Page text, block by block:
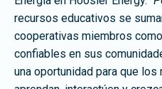
recursos educativos se
cooperativas miembros
confiables en sus
una oportunidad para que